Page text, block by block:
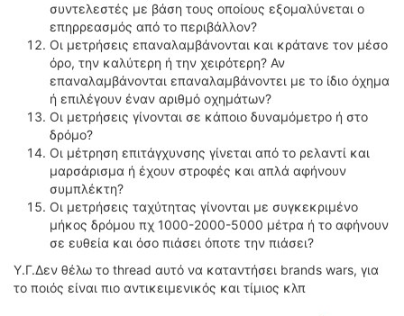
συντελεστές με βάση τους οποίους εξομαλύνεται ο
επηρρεασμός από το περιβάλλον?
Οι μετρήσεις επαναλαμβάνονται και κράτανε τον μέσο
όρο, την καλύτερη ή την χειρότερη? Αν
επαναλαμβάνονται επαναλαμβάνοντει με το ίδιο όχημα
ή επιλέγουν έναν αριθμό οχημάτων?
Οι μετρήσεις γίνονται σε κάποιο δυναμόμετρο ή στο
δρόμο?
Οι μέτρηση επιτάγχυνσης γίνεται από το ρελαντί και
μαρσάρισμα ή έχουν στροφές και απλά αφήνουν
συμπλέκτη?
Οι μετρήσεις ταχύτητας γίνονται με συγκεκριμένο
μήκος δρόμου πχ 1000-2000-5000 μέτρα ή το αφήνουν
σε ευθεία και όσο πιάσει όποτε την πιάσει?
Υ.Γ.Δεν θέλω το thread αυτό να καταντήσει brands wars, για
το ποιός είναι πιο αντικειμενικός και τίμιος κλπ
ΑΓΩΝΕΣ
CLASSIC
ΑΡΧΕΙΟ ΤΕΥΧΩΝ